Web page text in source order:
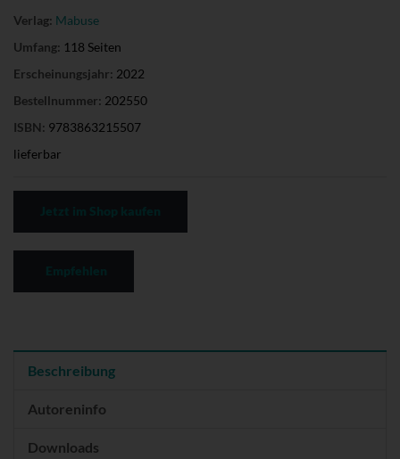
Verlag: Mabuse
Umfang: 118 Seiten
Erscheinungsjahr: 2022
Bestellnummer: 202550
ISBN: 9783863215507
lieferbar
Beschreibung
Autoreninfo
Downloads